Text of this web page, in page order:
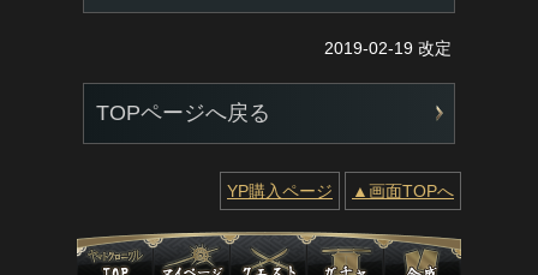
2019-02-19 改定
TOPページへ戻る
YP購入ページ ▲画面TOPへ